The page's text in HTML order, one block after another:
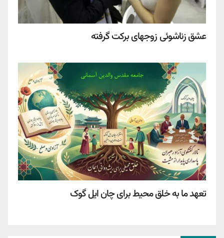
عشق زناشوئی زوجهای برکت گرفته
تعهد ما به خلق محیط برای چان ایل گوک